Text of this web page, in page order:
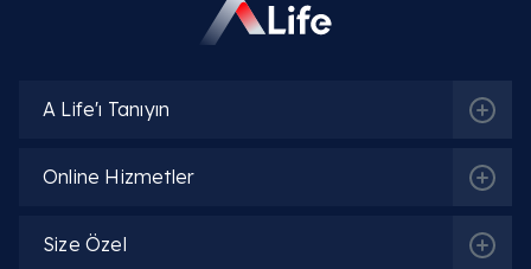
A Life'ı Tanıyın
Online Hizmetler
Size Özel